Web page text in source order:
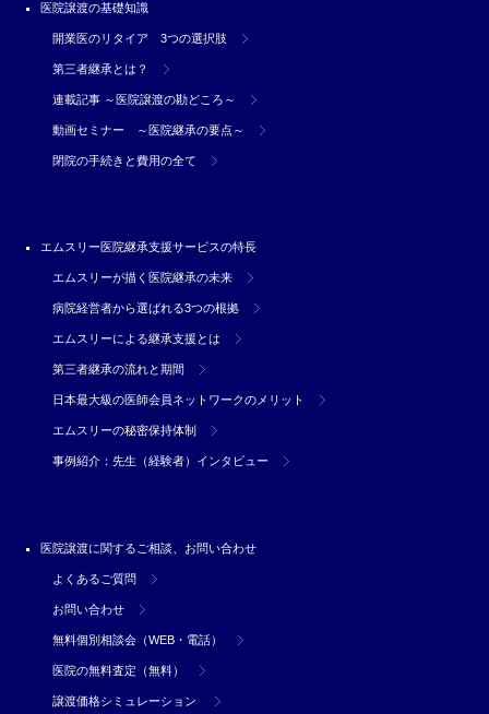
医院譲渡の基礎知識
開業医のリタイア 3つの選択肢
第三者継承とは？
連載記事 ～医院譲渡の勘どころ～
動画セミナー ～医院継承の要点～
閉院の手続きと費用の全て
エムスリー医院継承支援サービスの特長
エムスリーが描く医院継承の未来
病院経営者から選ばれる3つの根拠
エムスリーによる継承支援とは
第三者継承の流れと期間
日本最大級の医師会員ネットワークのメリット
エムスリーの秘密保持体制
事例紹介：先生（経験者）インタビュー
医院譲渡に関するご相談、お問い合わせ
よくあるご質問
お問い合わせ
無料個別相談会（WEB・電話）
医院の無料査定（無料）
譲渡価格シミュレーション